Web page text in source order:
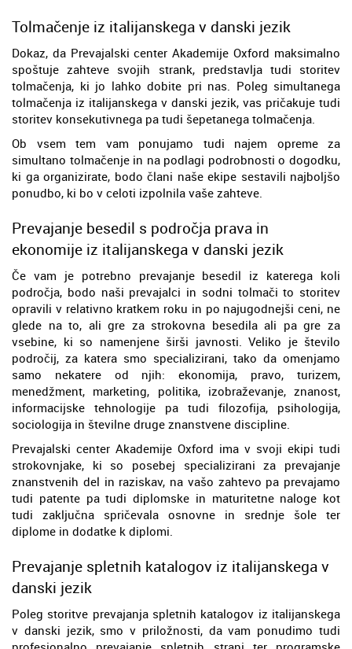
Tolmačenje iz italijanskega v danski jezik
Dokaz, da Prevajalski center Akademije Oxford maksimalno
spoštuje zahteve svojih strank, predstavlja tudi storitev
tolmačenja, ki jo lahko dobite pri nas. Poleg simultanega
tolmačenja iz italijanskega v danski jezik, vas pričakuje tudi
storitev konsekutivnega pa tudi šepetanega tolmačenja.
Ob vsem tem vam ponujamo tudi najem opreme za
simultano tolmačenje in na podlagi podrobnosti o dogodku,
ki ga organizirate, bodo člani naše ekipe sestavili najboljšo
ponudbo, ki bo v celoti izpolnila vaše zahteve.
Prevajanje besedil s področja prava in
ekonomije iz italijanskega v danski jezik
Če vam je potrebno prevajanje besedil iz katerega koli
področja, bodo naši prevajalci in sodni tolmači to storitev
opravili v relativno kratkem roku in po najugodnejši ceni, ne
glede na to, ali gre za strokovna besedila ali pa gre za
vsebine, ki so namenjene širši javnosti. Veliko je število
področij, za katera smo specializirani, tako da omenjamo
samo nekatere od njih: ekonomija, pravo, turizem,
menedžment, marketing, politika, izobraževanje, znanost,
informacijske tehnologije pa tudi filozofija, psihologija,
sociologija in številne druge znanstvene discipline.
Prevajalski center Akademije Oxford ima v svoji ekipi tudi
strokovnjake, ki so posebej specializirani za prevajanje
znanstvenih del in raziskav, na vašo zahtevo pa prevajamo
tudi patente pa tudi diplomske in maturitetne naloge kot
tudi zaključna spričevala osnovne in srednje šole ter
diplome in dodatke k diplomi.
Prevajanje spletnih katalogov iz italijanskega v
danski jezik
Poleg storitve prevajanja spletnih katalogov iz italijanskega
v danski jezik, smo v priložnosti, da vam ponudimo tudi